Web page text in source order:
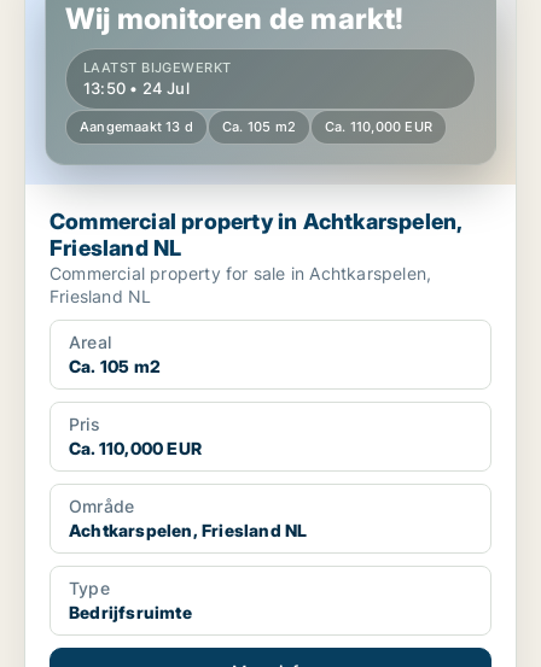
Wij monitoren de markt!
LAATST BIJGEWERKT
13:50 • 24 Jul
Aangemaakt 13 d Ca. 105 m2 Ca. 110,000 EUR
Commercial property in Achtkarspelen,
Friesland NL
Commercial property for sale in Achtkarspelen,
Friesland NL
Areal
Ca. 105 m2
Pris
Ca. 110,000 EUR
Område
Achtkarspelen, Friesland NL
Type
Bedrijfsruimte